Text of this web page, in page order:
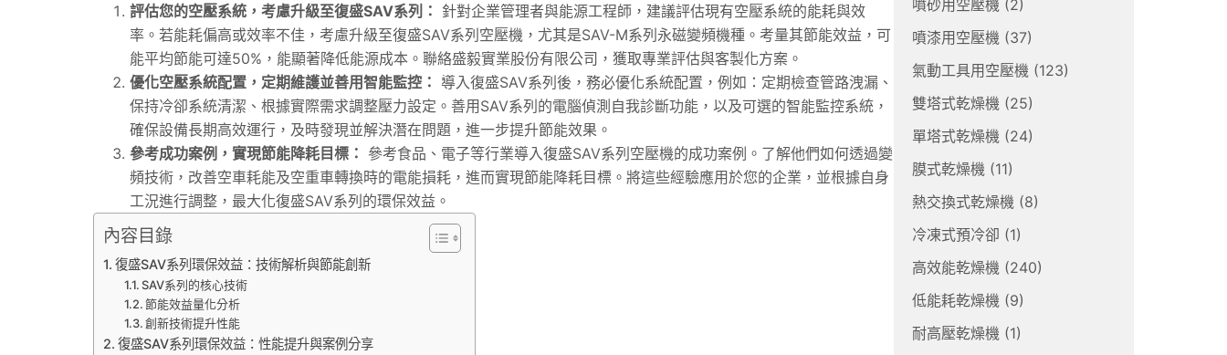
評估您的空壓系統，考慮升級至復盛SAV系列： 針對企業管理者與能源工程師，建議評估現有空壓系統的能耗與效
率。若能耗偏高或效率不佳，考慮升級至復盛SAV系列空壓機，尤其是SAV-M系列永磁變頻機種。考量其節能效益，可
能平均節能可達50%，能顯著降低能源成本。聯絡盛毅實業股份有限公司，獲取專業評估與客製化方案。
優化空壓系統配置，定期維護並善用智能監控： 導入復盛SAV系列後，務必優化系統配置，例如：定期檢查管路洩漏、
保持冷卻系統清潔、根據實際需求調整壓力設定。善用SAV系列的電腦偵測自我診斷功能，以及可選的智能監控系統，
確保設備長期高效運行，及時發現並解決潛在問題，進一步提升節能效果。
參考成功案例，實現節能降耗目標： 參考食品、電子等行業導入復盛SAV系列空壓機的成功案例。了解他們如何透過變
頻技術，改善空車耗能及空重車轉換時的電能損耗，進而實現節能降耗目標。將這些經驗應用於您的企業，並根據自身
工況進行調整，最大化復盛SAV系列的環保效益。
內容目錄
復盛SAV系列環保效益：技術解析與節能創新
SAV系列的核心技術
節能效益量化分析
創新技術提升性能
復盛SAV系列環保效益：性能提升與案例分享
噴砂用空壓機 (2)
噴漆用空壓機 (37)
氣動工具用空壓機 (123)
雙塔式乾燥機 (25)
單塔式乾燥機 (24)
膜式乾燥機 (11)
熱交換式乾燥機 (8)
冷凍式預冷卻 (1)
高效能乾燥機 (240)
低能耗乾燥機 (9)
耐高壓乾燥機 (1)